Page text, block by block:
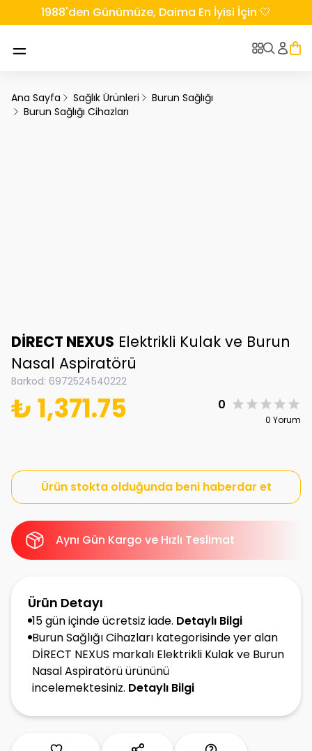
1988'den Günümüze, Daima En İyisi İçin 🤍
Ana Sayfa Sağlık Ürünleri
Burun Sağlığı
Burun Sağlığı Cihazları
DİRECT NEXUS Elektrikli Kulak ve Burun
Nasal Aspiratörü
Barkod: 6972524540222
₺ 1,371.75 0
0 Yorum
Ürün stokta olduğunda beni haberdar et
Aynı Gün Kargo ve Hızlı Teslimat
Ürün Detayı
15 gün içinde ücretsiz iade. Detaylı Bilgi
Burun Sağlığı Cihazları kategorisinde yer alan
DİRECT NEXUS markalı Elektrikli Kulak ve Burun
Nasal Aspiratörü ürününü
incelemektesiniz. Detaylı Bilgi